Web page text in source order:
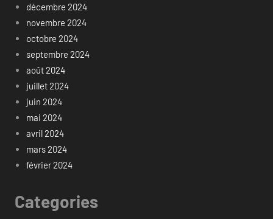
décembre 2024
novembre 2024
octobre 2024
septembre 2024
août 2024
juillet 2024
juin 2024
mai 2024
avril 2024
mars 2024
février 2024
Categories